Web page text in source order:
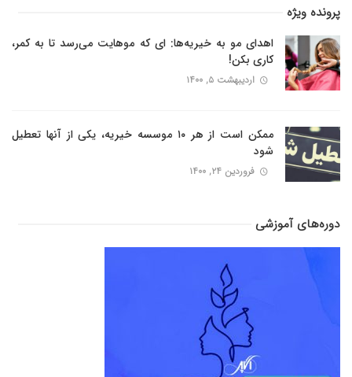
پرونده ویژه
اهدای مو به خیریه‌ها: ای که موهایت می‌رسد تا به کمر،
کاری بکن!
اردیبهشت ۵, ۱۴۰۰
ممکن است از هر ۱۰ موسسه خیریه، یکی از آنها تعطیل
شود
فروردین ۲۴, ۱۴۰۰
دوره‌های آموزشی